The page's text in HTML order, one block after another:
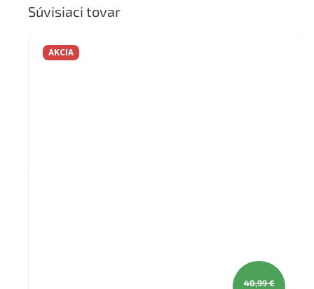
Súvisiaci tovar
AKCIA
40,99 €